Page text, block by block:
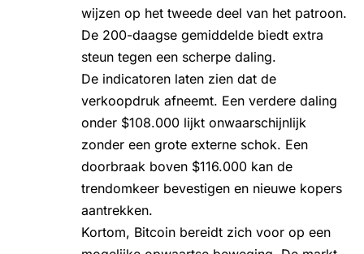
wijzen op het tweede deel van het patroon.
De 200-daagse gemiddelde biedt extra
steun tegen een scherpe daling.
De indicatoren laten zien dat de
verkoopdruk afneemt. Een verdere daling
onder $108.000 lijkt onwaarschijnlijk
zonder een grote externe schok. Een
doorbraak boven $116.000 kan de
trendomkeer bevestigen en nieuwe kopers
aantrekken.
Kortom, Bitcoin bereidt zich voor op een